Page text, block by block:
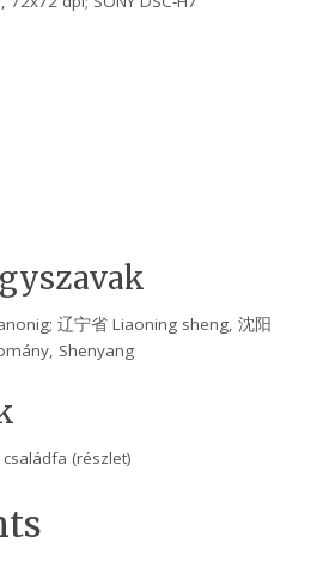
辽宁省 Liaoning sheng, 沈阳
Shenyang
(részlet)